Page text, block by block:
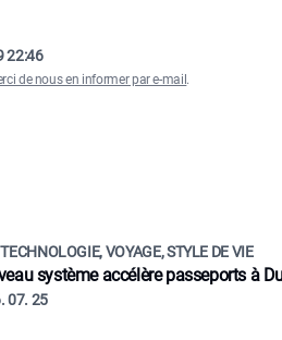
22:46
de nous en informer par e-mail .
VOYAGE, STYLE DE VIE
système accélère passeports à
07. 25